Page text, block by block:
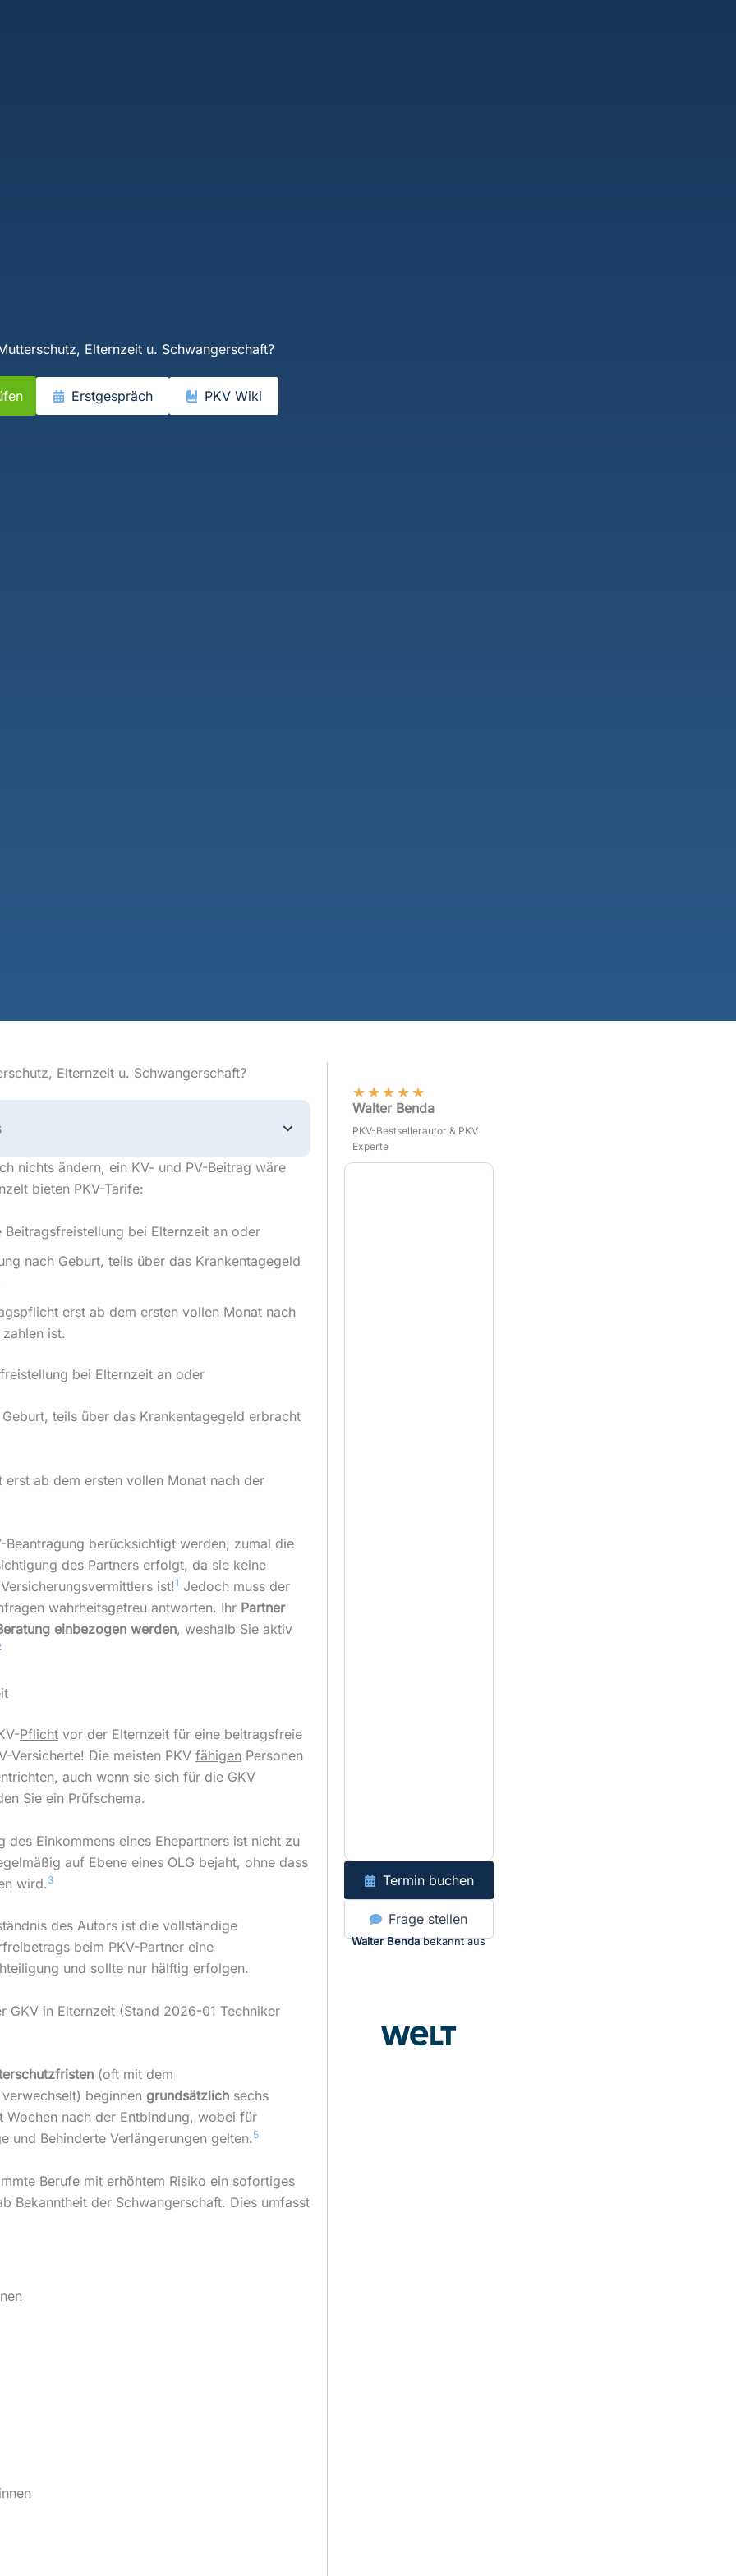
Elternzeit u. Schwangerschaft?
Erstgespräch PKV Wiki
Elternzeit u. Schwangerschaft?
nichts ändern, ein KV- und PV-Beitrag wäre
bieten PKV-Tarife:
Beitragsfreistellung bei Elternzeit an oder
nach Geburt, teils über das Krankentagegeld
erst ab dem ersten vollen Monat nach
ist.
bei Elternzeit an oder
teils über das Krankentagegeld erbracht
erst ab dem ersten vollen Monat nach der
Beantragung berücksichtigt werden, zumal die
des Partners erfolgt, da sie keine
ist!1 Jedoch muss der
wahrheitsgetreu antworten. Ihr Partner
einbezogen werden, weshalb Sie aktiv
Pflichtvor der Elternzeit für eine beitragsfreie
Versicherte! Die meisten PKV fähigenPersonen
auch wenn sie sich für die GKV
Sie ein Prüfschema.
des Einkommens eines Ehepartners ist nicht zu
auf Ebene eines OLG bejaht, ohne dass
wird.3
des Autors ist die vollständige
beim PKV-Partner eine
und sollte nur hälftig erfolgen.
GKV in Elternzeit (Stand 2026-01 Techniker
(oft mit dem
verwechselt) beginnen grundsätzlichsechs
Wochen nach der Entbindung, wobei für
und Behinderte Verlängerungen gelten.5
Berufe mit erhöhtem Risiko ein sofortiges
Bekanntheit der Schwangerschaft. Dies umfasst
★★★★★
Walter Benda
PKV-Bestsellerautor & PKV
Experte
Termin buchen
Frage stellen
Walter Bendabekannt aus